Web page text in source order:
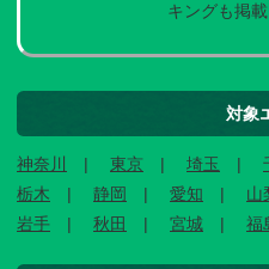
キングも掲載
対象
神奈川 東京 埼玉
栃木
静岡 愛知 山
岩手
秋田 宮城 福